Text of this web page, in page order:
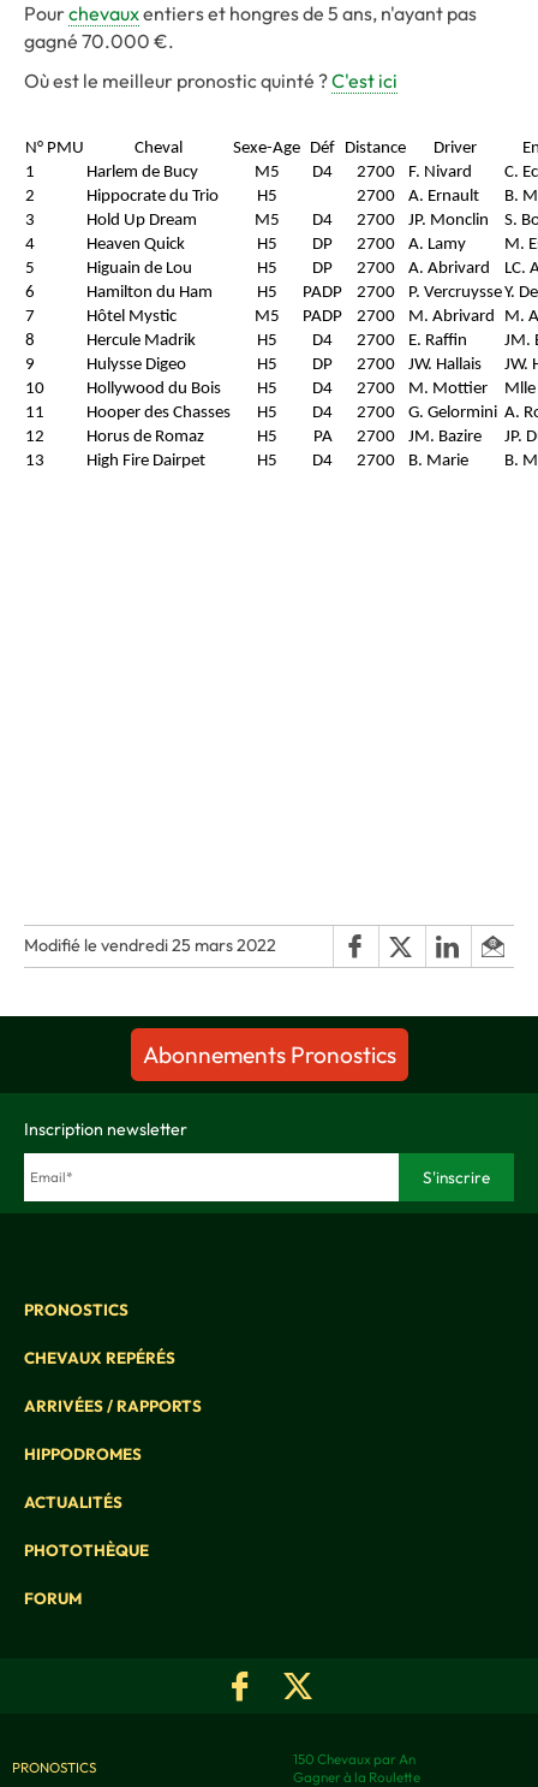
Pourchevauxentiers et hongres de 5 ans, n'ayant pas
gagné 70.000 €.
Où est le meilleur pronostic quinté ?C'est ici
N° PMU Cheval Sexe-Age Déf Distance Driver
1
Harlem de Bucy M5 D4 2700 F. Nivard
C.
2
Hippocrate du Trio H5 2700 A. Ernault
B.
3
Hold Up Dream M5 D4 2700 JP. Monclin
S.
4
Heaven Quick H5 DP 2700 A. Lamy
M.
5
Higuain de Lou H5 DP 2700 A. Abrivard
LC.
6
Hamilton du Ham H5 PADP 2700 P. VercruysseY.
7
Hôtel Mystic M5 PADP 2700 M. Abrivard
M.
8
Hercule Madrik H5 D4 2700 E. Raffin
JM.
9
Hulysse Digeo H5 DP 2700 JW. Hallais
JW.
10
Hollywood du Bois H5 D4 2700 M. Mottier
Mlle
11
Hooper des Chasses H5 D4 2700 G. Gelormini A.
12
Horus de Romaz H5 PA 2700 JM. Bazire
JP.
13
High Fire Dairpet H5 D4 2700 B. Marie B.
Modifié le vendredi 25 mars 2022
Abonnements Pronostics
Inscription newsletter
PRONOSTICS
CHEVAUX REPÉRÉS
ARRIVÉES / RAPPORTS
HIPPODROMES
ACTUALITÉS
PHOTOTHÈQUE
FORUM
PRONOSTICS
150 Chevaux par An
Gagner à la Roulette